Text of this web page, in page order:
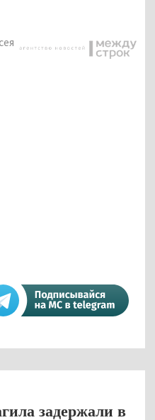
задержали в